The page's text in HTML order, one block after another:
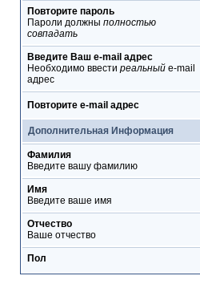
Повторите пароль
Пароли должны полностью
совпадать
Введите Ваш e-mail адрес
Необходимо ввести реальныйe-mail
адрес
Повторите e-mail адрес
Дополнительная Информация
Фамилия
Введите вашу фамилию
Имя
Введите ваше имя
Отчество
Ваше отчество
Пол